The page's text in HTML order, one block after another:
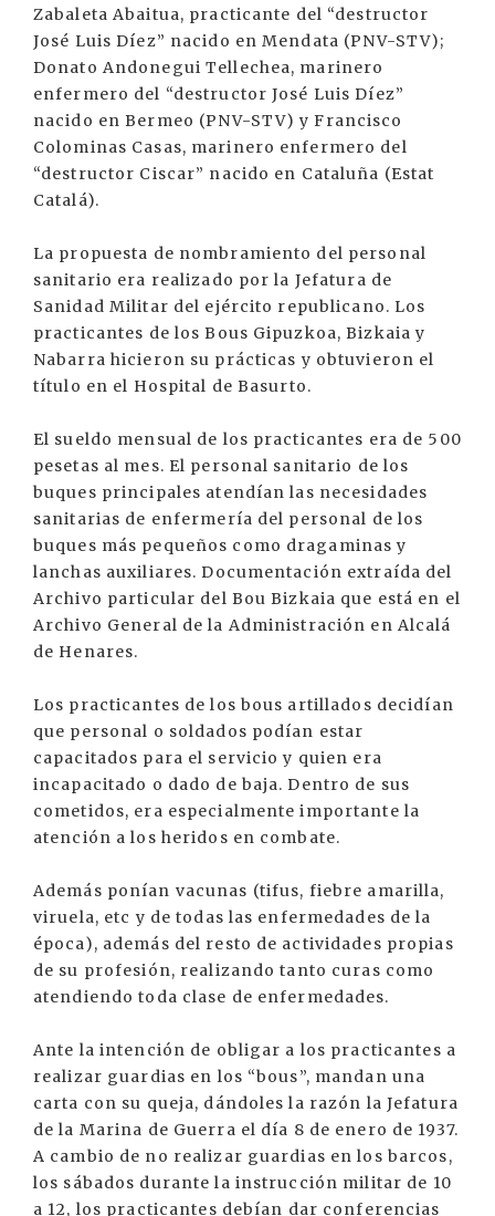
Zabaleta Abaitua, practicante del “destructor
José Luis Díez” nacido en Mendata (PNV-STV);
Donato Andonegui Tellechea, marinero
enfermero del “destructor José Luis Díez”
nacido en Bermeo (PNV-STV) y Francisco
Colominas Casas, marinero enfermero del
“destructor Ciscar” nacido en Cataluña (Estat
Catalá).
La propuesta de nombramiento del personal
sanitario era realizado por la Jefatura de
Sanidad Militar del ejército republicano. Los
practicantes de los Bous Gipuzkoa, Bizkaia y
Nabarra hicieron su prácticas y obtuvieron el
título en el Hospital de Basurto.
El sueldo mensual de los practicantes era de 500
pesetas al mes. El personal sanitario de los
buques principales atendían las necesidades
sanitarias de enfermería del personal de los
buques más pequeños como dragaminas y
lanchas auxiliares. Documentación extraída del
Archivo particular del Bou Bizkaia que está en el
Archivo General de la Administración en Alcalá
de Henares.
Los practicantes de los bous artillados decidían
que personal o soldados podían estar
capacitados para el servicio y quien era
incapacitado o dado de baja. Dentro de sus
cometidos, era especialmente importante la
atención a los heridos en combate.
Además ponían vacunas (tifus, fiebre amarilla,
viruela, etc y de todas las enfermedades de la
época), además del resto de actividades propias
de su profesión, realizando tanto curas como
atendiendo toda clase de enfermedades.
Ante la intención de obligar a los practicantes a
realizar guardias en los “bous”, mandan una
carta con su queja, dándoles la razón la Jefatura
de la Marina de Guerra el día 8 de enero de 1937.
A cambio de no realizar guardias en los barcos,
los sábados durante la instrucción militar de 10
a 12, los practicantes debían dar conferencias